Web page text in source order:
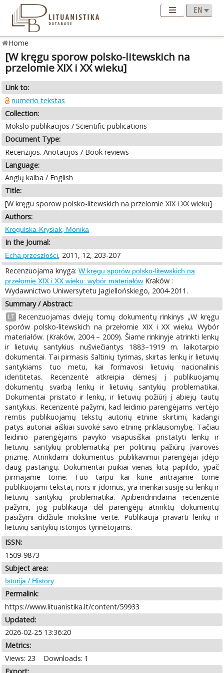
Home
[W kręgu sporow polsko-litewskich na
przelomie XIX i XX wieku]
Link to:
numerio tekstas
Collection:
Mokslo publikacijos / Scientific publications
Document Type:
Recenzijos. Anotacijos / Book reviews
Language:
Anglų kalba / English
Title:
[W kręgu sporow polsko-litewskich na przelomie XIX i XX wieku]
Authors:
Krogulska-Krysiak, Monika
In the Journal:
Echa przeszłości, 2011, 12, 203-207
Recenzuojama knyga:W kręgu sporów polsko-litewskich na
przełomie XIX i XX wieku: wybór materiałów Kraków :
Wydawnictwo Uniwersytetu Jagiellońskiego, 2004-2011.
Summary / Abstract:
LT
Recenzuojamas dviejų tomų dokumentų rinkinys „W kręgu
sporów polsko-litewskich na przełomie XIX i XX wieku. Wybór
materiałów. (Kraków, 2004 – 2009). Šiame rinkinyje atrinkti lenkų
ir lietuvių santykius nušviečiantys 1883–1919 m. laikotarpio
dokumentai. Tai pirmasis šaltinių tyrimas, skirtas lenkų ir lietuvių
santykiams tuo metu, kai formavosi lietuvių nacionalinis
identitetas. Recenzentė atkreipia dėmesį į publikuojamų
dokumentų svarbą lenkų ir lietuvių santykių problematikai.
Dokumentai pristato ir lenkų, ir lietuvių požiūrį į abiejų tautų
santykius. Recenzentė pažymi, kad leidinio parengėjams vertėjo
remtis publikuojamų tekstų autorių etnine skirtimi, kadangi
patys autoriai aiškiai suvokė savo etninę priklausomybę. Tačiau
leidinio parengėjams pavyko visapusiškai pristatyti lenkų ir
lietuvių santykių problematiką per politinių pažiūrų įvairovės
prizmę. Atrinkdami dokumentus publikavimui parengėjai įdėjo
daug pastangų. Dokumentai puikiai vienas kitą papildo, ypač
pirmajame tome. Tuo tarpu kai kurie antrajame tome
publikuojami tekstai, nors ir įdomūs, yra menkai susiję su lenkų ir
lietuvių santykių problematika. Apibendrindama recenzentė
pažymi, jog publikacija dėl parengėjų atrinktų dokumentų
pasižymi didžiule moksline verte. Publikacija pravarti lenkų ir
lietuvių santykių istorijos tyrinėtojams.
ISSN:
1509-9873
Subject area:
Istorija / History
Permalink:
https://www.lituanistika.lt/content/59933
Updated:
2026-02-25 13:36:20
Metrics:
Views: 23
Downloads: 1
Export: